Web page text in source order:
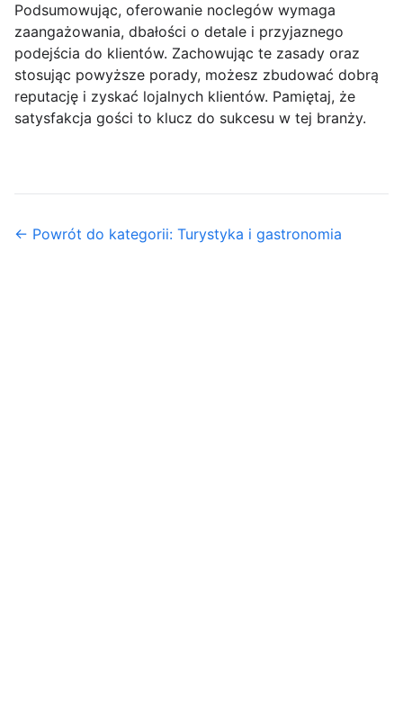
Podsumowując, oferowanie noclegów wymaga
zaangażowania, dbałości o detale i przyjaznego
podejścia do klientów. Zachowując te zasady oraz
stosując powyższe porady, możesz zbudować dobrą
reputację i zyskać lojalnych klientów. Pamiętaj, że
satysfakcja gości to klucz do sukcesu w tej branży.
← Powrót do kategorii: Turystyka i gastronomia